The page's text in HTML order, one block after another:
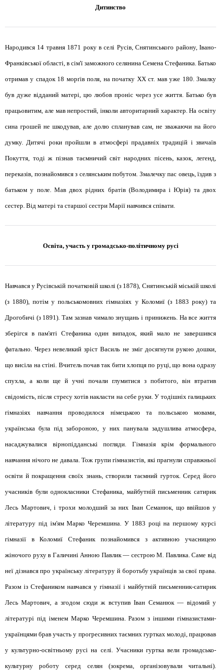
Дитинство
Народився 14 травня 1871 року в селі Русів, Снятинського району, Івано-
Франківської області, в сім'ї заможного селянина Семена Стефаника. Батько
отримав у спадок 18 морґів поля, на початку XX ст. мав уже 180. Змалку
був дуже відданий матері, цю любов проніс через усе життя. Батько був
працьовитим, але мав непростий, інколи авторитарний характер. На освіту
сина грошей не шкодував, але долю спланував сам, не зважаючи на його
думку. Дитячі роки пройшли в атмосфері прадавніх традицій і звичаїв
Покуття, тоді ж пізнав таємничий світ народних пісень, казок, легенд,
переказів, познайомився з селянським побутом. Змалечку пас овець, їздив з
батьком у поле. Мав двох рідних братів (Володимира і Юрія) та двох
сестер. Від матері та старшої сестри Марії навчився співати.
Освіта, участь у громадсько-політичному русі
Навчався у Русівській початковій школі (з 1878), Снятинській міській школі
(з 1880), потім у польськомовних гімназіях у Коломиї (з 1883 року) та
Дрогобичі (з 1891). Там зазнав чимало знущань і принижень. На все життя
зберігся в пам'яті Стефаника один випадок, який мало не завершився
фатально. Через невеликий зріст Василь не зміг досягнути рукою дошки,
що висіла на стіні. Вчитель почав так бити хлопця по руці, що вона одразу
спухла, а коли ще й учні почали глумитися з побитого, він втратив
свідомість, після стресу хотів накласти на себе руки. У тодішніх галицьких
гімназіях навчання проводилося німецькою та польською мовами,
українська була під забороною, у них панувала задушлива атмосфера,
насаджувалися вірнопідданські погляди. Гімназія крім формального
навчання нічого не давала. Тож групи гімназистів, які прагнули справжньої
освіти й покращення своїх знань, створили таємний гурток. Серед його
учасників були однокласники Стефаника, майбутній письменник сатирик
Лесь Мартович, і трохи молодший за них Іван Семанюк, що ввійшов у
літературу під ім'ям Марко Черемшина. У 1883 році на першому курсі
гімназії в Коломиї Стефаник познайомився з активною учасницею
жіночого руху в Галичині Анною Павлик — сестрою М. Павлика. Саме від
неї дізнався про українську літературу й боротьбу українців за свої права.
Разом із Стефаником навчався у гімназії і майбутній письменник-сатирик
Лесь Мартович, а згодом сюди ж вступив Іван Семанюк — відомий у
літературі під іменем Марко Черемшина. Разом з іншими гімназистами-
українцями брав участь у прогресивних таємних гуртках молоді, працював
у культурно-освітньому русі на селі. Учасники гуртка вели громадсько-
культурну роботу серед селян (зокрема, організовували читальні).